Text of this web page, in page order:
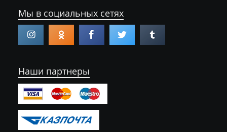
Мы в социальных сетях
Наши партнеры